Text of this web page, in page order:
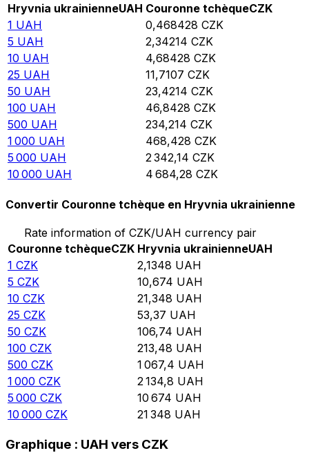
Hryvnia ukrainienneUAH Couronne tchèqueCZK
1 UAH 0,468428 CZK
5 UAH 2,34214 CZK
10 UAH 4,68428 CZK
25 UAH 11,7107 CZK
50 UAH 23,4214 CZK
100 UAH 46,8428 CZK
500 UAH 234,214 CZK
1 000 UAH 468,428 CZK
5 000 UAH 2 342,14 CZK
10 000 UAH 4 684,28 CZK
Convertir Couronne tchèque en Hryvnia ukrainienne
Rate information of CZK/UAH currency pair
Couronne tchèqueCZK Hryvnia ukrainienneUAH
1 CZK 2,1348 UAH
5 CZK 10,674 UAH
10 CZK 21,348 UAH
25 CZK 53,37 UAH
50 CZK 106,74 UAH
100 CZK 213,48 UAH
500 CZK 1 067,4 UAH
1 000 CZK 2 134,8 UAH
5 000 CZK 10 674 UAH
10 000 CZK 21 348 UAH
Graphique : UAH vers CZK